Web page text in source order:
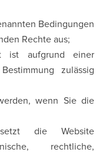
Bedingungen
Rechte aus;
ist aufgrund einer
zulässig
wenn Sie die
die Website
rechtliche,